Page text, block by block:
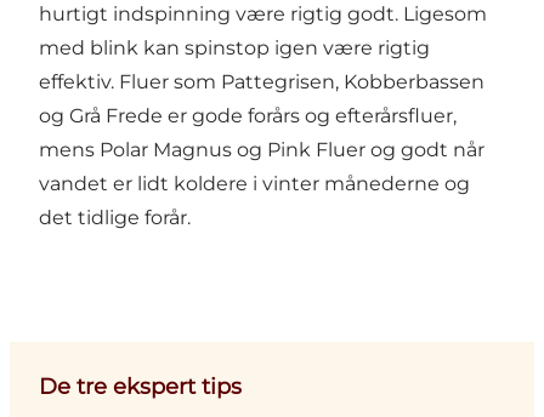
hurtigt indspinning være rigtig godt. Ligesom
med blink kan spinstop igen være rigtig
effektiv. Fluer som Pattegrisen, Kobberbassen
og Grå Frede er gode forårs og efterårsfluer,
mens Polar Magnus og Pink Fluer og godt når
vandet er lidt koldere i vinter månederne og
det tidlige forår.
De tre ekspert tips